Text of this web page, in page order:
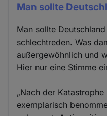
Man sollte
Man sollte
schlechtreden. Was
außergewöhnlich und
Hier nur eine Stimme
„Nach der
exemplarisch